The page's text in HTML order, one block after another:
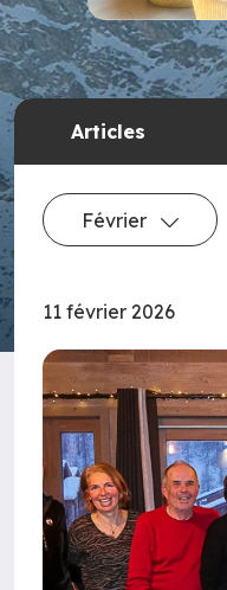
Articles
Février
11 février 2026